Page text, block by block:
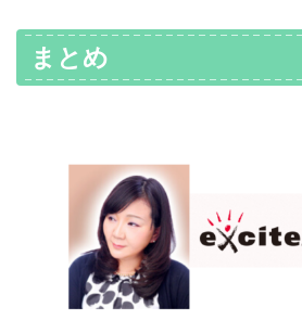
まとめ